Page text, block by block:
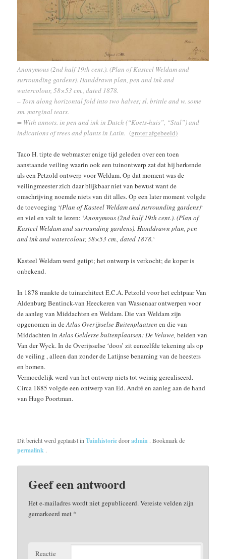
Anonymous (2nd half 19th cent.). (Plan of Kasteel Weldam and
surrounding gardens). Handdrawn plan, pen and ink and
watercolour, 58×53 cm., dated 1878.
– Torn along horizontal fold into two halves; sl. brittle and w. some
sm. marginal tears.
= With annots. in pen and ink in Dutch (“Koets-huis”, “Stal”) and
indications of trees and plants in Latin. (groter afgebeeld)
Taco H. tipte de webmaster enige tijd geleden over een toen
aanstaande veiling waarin ook een tuinontwerp zat dat hij herkende
als een Petzold ontwerp voor Weldam. Op dat moment was de
veilingmeester zich daar blijkbaar niet van bewust want de
omschrijving noemde niets van dit alles. Op een later moment volgde
de toevoeging ‘(Plan of Kasteel Weldam and surrounding gardens)‘
en viel en valt te lezen: ‘Anonymous (2nd half 19th cent.). (Plan of
Kasteel Weldam and surrounding gardens). Handdrawn plan, pen
and ink and watercolour, 58×53 cm., dated 1878.‘
Kasteel Weldam werd getipt; het ontwerp is verkocht; de koper is
onbekend.
In 1878 maakte de tuinarchitect E.C.A. Petzold voor het echtpaar Van
Aldenburg Bentinck-van Heeckeren van Wassenaar ontwerpen voor
de aanleg van Middachten en Weldam. Die van Weldam zijn
opgenomen in deAtlas Overijsselse Buitenplaatsen en die van
Middachten inAtlas Gelderse buitenplaatsen: De Veluwe,beiden van
Van der Wyck. In de Overijsselse ‘doos’ zit eenzelfde tekening als op
de veiling , alleen dan zonder de Latijnse benaming van de heesters
en bomen.
Vermoedelijk werd van het ontwerp niets tot weinig gerealiseerd.
Circa 1885 volgde een ontwerp van Ed. André en aanleg aan de hand
van Hugo Poortman.
Dit bericht werd geplaatst inTuinhistoriedooradmin . Bookmark de
permalink .
Geef een antwoord
Het e-mailadres wordt niet gepubliceerd.Vereiste velden zijn
gemarkeerd met *
Reactie